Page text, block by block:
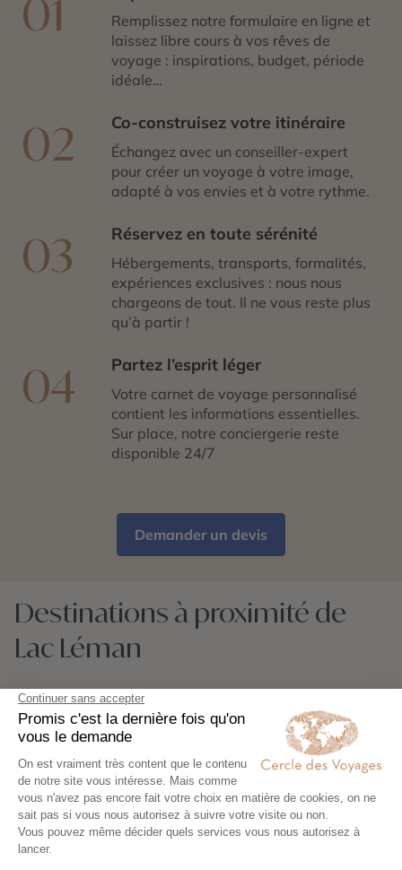
01
Remplissez notre formulaire en ligne et
laissez libre cours à vos rêves de
voyage : inspirations, budget, période
idéale…
02 Co-construisez votre itinéraire
Échangez avec un conseiller-expert
pour créer un voyage à votre image,
adapté à vos envies et à votre rythme.
03 Réservez en toute sérénité
Hébergements, transports, formalités,
expériences exclusives : nous nous
chargeons de tout. Il ne vous reste plus
qu’à partir !
04 Partez l’esprit léger
Votre carnet de voyage personnalisé
contient les informations essentielles.
Sur place, notre conciergerie reste
disponible 24/7
Demander un devis
Destinations à proximité de
Lac Léman